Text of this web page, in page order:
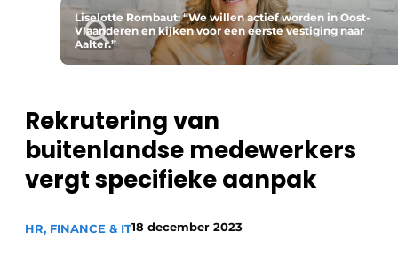
Direct contact
Evenement aanmelden
Meest gelezen
Nieuwsbrief
Podcasts
Vacature aanmelden
Liselotte Rombaut: “We willen actief worden in Oost-
Vlaanderen en kijken voor een eerste vestiging naar
Aalter.”
Rekrutering van
buitenlandse medewerkers
vergt specifieke aanpak
HR, FINANCE & IT18 december 2023